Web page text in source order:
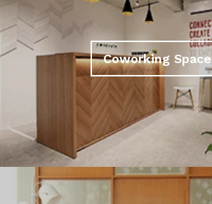
Coworking Space